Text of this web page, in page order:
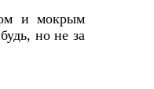
и мокрым
но не за